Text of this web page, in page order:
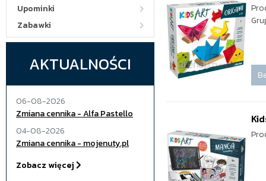
Upominki
Zabawki
AKTUALNOŚCI
06-08-2026
Zmiana cennika - Alfa Pastello
04-08-2026
Zmiana cennika - mojenuty.pl
Zobacz więcej